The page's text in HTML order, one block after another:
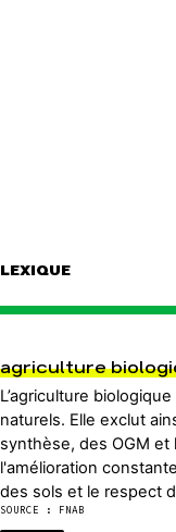
LEXIQUE
agriculture
L’agriculture
naturels. Elle exclut
synthèse, des OGM et
l'amélioration
des sols et le respect
SOURCE : FNAB